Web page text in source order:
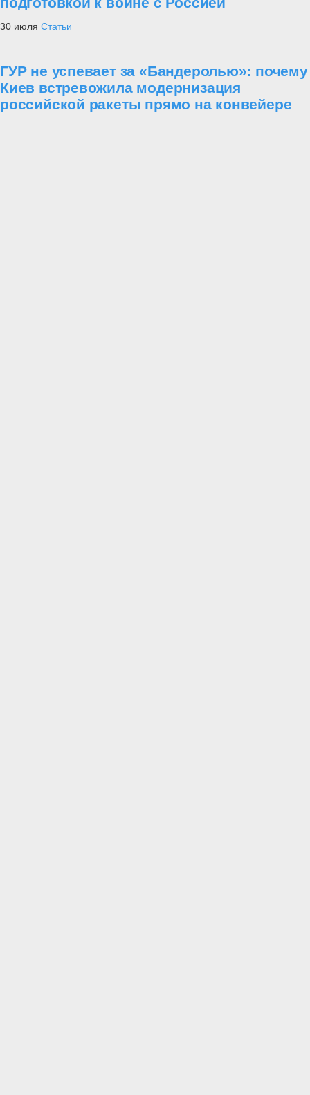
30 июля Статьи
ГУР не успевает за «Бандеролью»: почему
Киев встревожила модернизация
российской ракеты прямо на конвейере